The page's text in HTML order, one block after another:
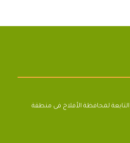
لمحافظة الأفلاج فى منطقة